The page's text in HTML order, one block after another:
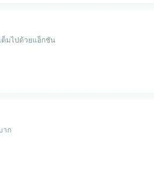
ต็มไปด้วยแอ็กชัน
าก